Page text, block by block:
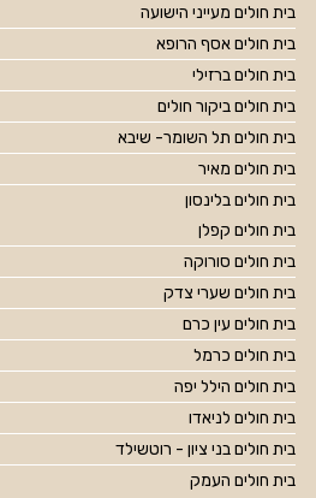
בית חולים מעייני הישועה
בית חולים אסף הרופא
בית חולים ברזילי
בית חולים ביקור חולים
בית חולים תל השומר- שיבא
בית חולים מאיר
בית חולים בלינסון
בית חולים קפלן
בית חולים סורוקה
בית חולים שערי צדק
בית חולים עין כרם
בית חולים כרמל
בית חולים הילל יפה
בית חולים לניאדו
בית חולים בני ציון - רוטשילד
בית חולים העמק